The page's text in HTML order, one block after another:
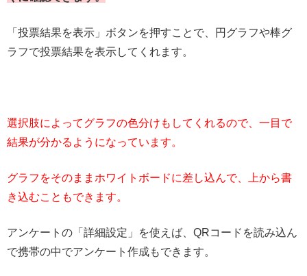
「投票結果を表示」ボタンを押すことで、円グラフや棒グ
ラフで投票結果を表示してくれます。
選択肢によってグラフの色分けもしてくれるので、一目で
結果が分かるようになっています。
グラフをそのままホワイトボードに差し込んで、上から書
き込むこともできます。
アンケートの「詳細設定」を使えば、QRコードを読み込ん
で携帯の中でアンケート作成もできます。